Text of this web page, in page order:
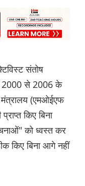
संतोष
2000 से 2006 के
मंत्रालय (एमओईएफ
किए बिना
को ध्वस्त कर
किए बिना आगे नहीं